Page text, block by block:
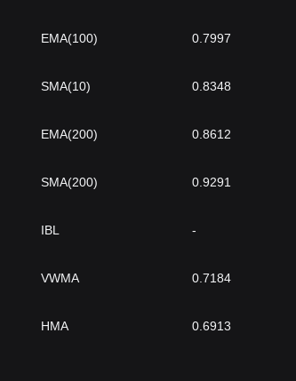
EMA(100) 0.7997
SMA(10) 0.8348
EMA(200) 0.8612
SMA(200) 0.9291
IBL -
VWMA 0.7184
HMA 0.6913